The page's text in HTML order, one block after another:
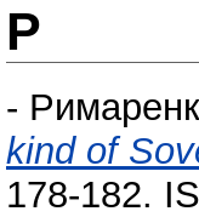
Р
-
kind of
178-182.